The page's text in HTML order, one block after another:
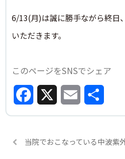
6/13(月)は誠に勝手ながら終日
いただきます。
このページをSNSでシェア
Facebook
X Email 共
有
当院でおこなっている中波紫